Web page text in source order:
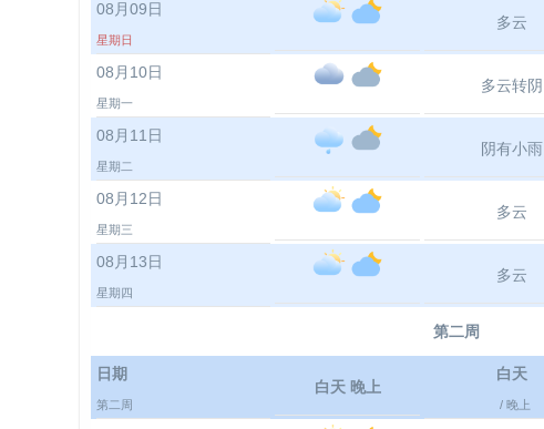
08月09日
星期日
多云
08月10日
星期一
多云转阴
08月11日
星期二
阴有小雨
08月12日
星期三
多云
08月13日
星期四
多云
第二周
日期
第二周
白天 晚上
白天
/ 晚上